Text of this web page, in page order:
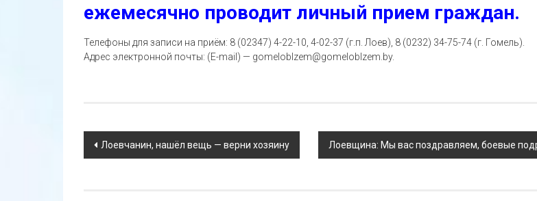
ежемесячно проводит личный прием граждан.
Телефоны для записи на приём: 8 (02347) 4-22-10, 4-02-37 (г.п. Лоев), 8 (0232) 34-75-74 (г. Гомель).
Адрес электронной почты: (E-mail) — gomeloblzem@gomeloblzem.by.
Навигация
Лоевчанин, нашёл вещь — верни хозяину Лоевщина: Мы вас поздравляем, боевые